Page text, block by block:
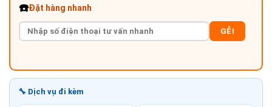
☎️Đặt hàng nhanh
GẺI
🔧 Dịch vụ đi kèm